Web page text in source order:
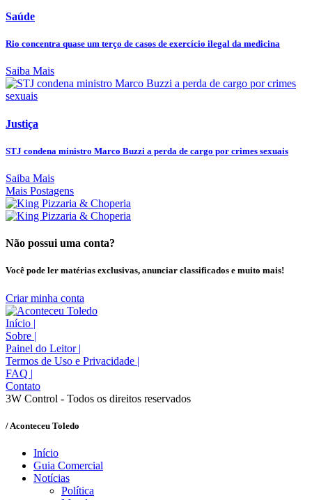
Saúde
Rio concentra quase um terço de casos de exercício ilegal da medicina
Saiba Mais
Justiça
STJ condena ministro Marco Buzzi a perda de cargo por crimes sexuais
Saiba Mais
Mais Postagens
Não possui uma conta?
Você pode ler matérias exclusivas, anunciar classificados e muito mais!
Criar minha conta
Início |
Sobre |
Painel do Leitor |
Termos de Uso e Privacidade |
FAQ |
Contato
3W Control - Todos os direitos reservados
/ Aconteceu Toledo
Início
Guia Comercial
Notícias
Política